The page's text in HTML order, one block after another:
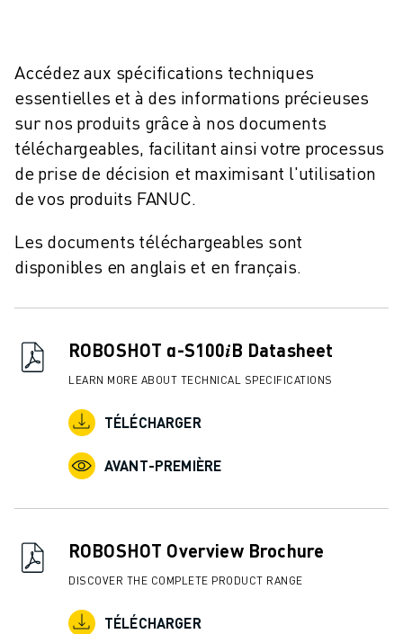
Accédez aux spécifications techniques
essentielles et à des informations précieuses
sur nos produits grâce à nos documents
téléchargeables, facilitant ainsi votre processus
de prise de décision et maximisant l'utilisation
de vos produits FANUC.
Les documents téléchargeables sont
disponibles en anglais et en français.
ROBOSHOT α-S100𝑖B Datasheet
LEARN MORE ABOUT TECHNICAL SPECIFICATIONS
TÉLÉCHARGER
AVANT-PREMIÈRE
ROBOSHOT Overview Brochure
DISCOVER THE COMPLETE PRODUCT RANGE
TÉLÉCHARGER